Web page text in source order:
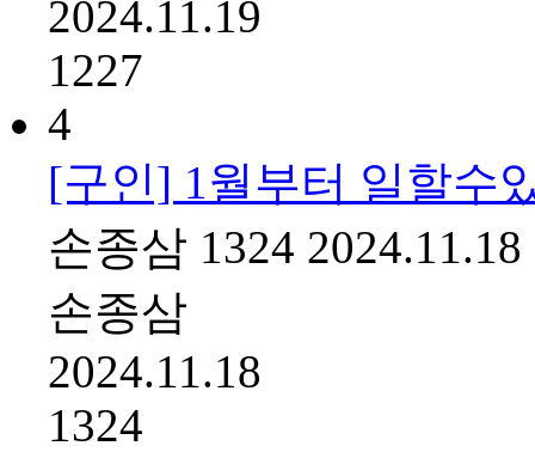
2024.11.19
1227
4
[구인] 1월부터 일할수
손종삼 1324 2024.11.18
손종삼
2024.11.18
1324